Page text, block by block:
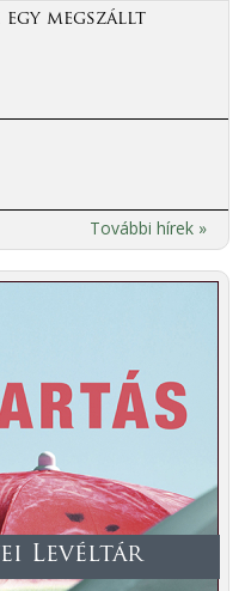
egy megszállt
További hírek »
Levéltár